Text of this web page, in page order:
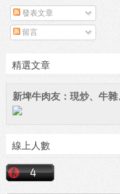
發表文章
留言
精選文章
新埤牛肉友：現炒、牛
線上人數